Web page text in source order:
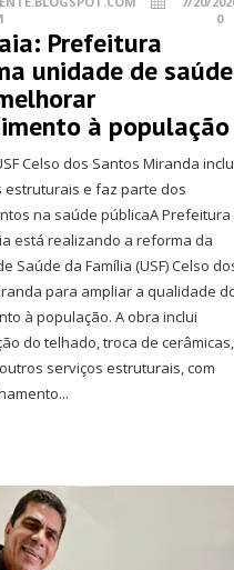
0
Prefeitura
unidade de saúde
à população
Celso dos Santos Miranda
estruturais e faz parte dos
na saúde públicaA Prefeitura
está realizando a reforma da
Saúde da Família (USF) Celso
para ampliar a qualidade
à população. A obra inclui
do telhado, troca de cerâmicas,
serviços estruturais, com